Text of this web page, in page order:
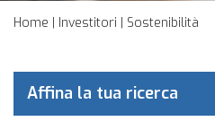
Home | Investitori | Sostenibilità
Affina la tua ricerca